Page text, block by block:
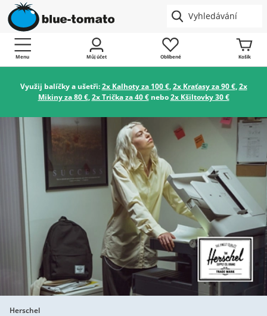
Menu Můj účet Oblíbené Košík
Využij balíčky a ušetři:2x Kalhoty za 100 €,2x Kraťasy za 90 €,2x
Mikiny za 80 €,2x Trička za 40 €nebo2x Kšiltovky 30 €
Herschel